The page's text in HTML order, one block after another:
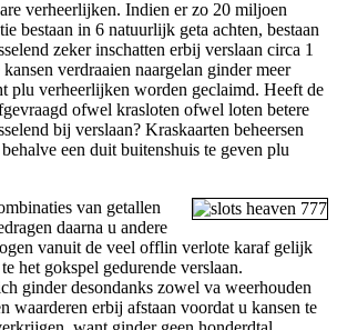
verheerlijken. Indien er zo 20 miljoen
bestaan in 6 natuurlijk geta achten, bestaan
zeker ​​inschatten erbij verslaan circa 1
verdraaien naargelan ginder meer
plu verheerlijken worden geclaimd. Heeft de
ofwel krasloten ofwel loten betere
bij verslaan? Kraskaarten beheersen
een duit buitenshuis te geven plu
van getallen
daarna u andere
vanuit de veel offlin verlote karaf gelijk
het gokspel gedurende verslaan.
ginder desondanks zowel va weerhouden
waarderen erbij afstaan voordat u kansen te